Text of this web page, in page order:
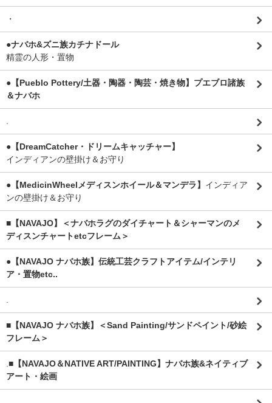
・
●ナバホ&ズニ族カチナドール
精霊の人形・置物
●【Pueblo Pottery/土器・陶器・陶芸・焼き物】プエブロ諸族
＆ナバホ
●【DreamCatcher・ドリームキャッチャー】
インディアンの壁掛け＆お守り
●【MedicinWheelメディスンホイール＆マンデラ】 インディア
ンの壁掛け＆お守り
■【NAVAJO】＜ナバホラグのダイチャート＆シャーマンのメ
ディスンチャートetcフレーム＞
●【NAVAJO ナバホ族】伝統工芸クラフトアイテム/インテリ
ア・置物etc..
■【NAVAJO ナバホ族】＜Sand Painting/サンドペイント/砂絵
フレーム＞
■【NAVAJO＆NATIVE ART/PAINTING】ナバホ族&ネイティブ
アート・絵画